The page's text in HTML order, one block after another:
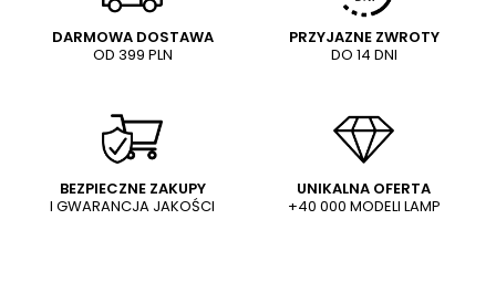
Treść twojej opinii
Dodaj własne zdjęcie produktu:
DARMOWA DOSTAWA
OD 399 PLN
PRZYJAZNE ZWROTY
DO 14 DNI
BEZPIECZNE ZAKUPY
I GWARANCJA JAKOŚCI
UNIKALNA OFERTA
+40 000 MODELI LAMP